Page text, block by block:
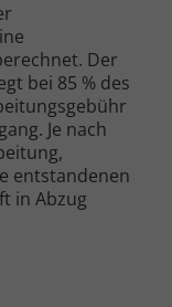
Der
bei 85 % des
Je nach
entstandenen
in Abzug